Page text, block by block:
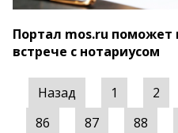
Портал mos.ru поможет
встрече с нотариусом
Назад 1 2
86
87 88